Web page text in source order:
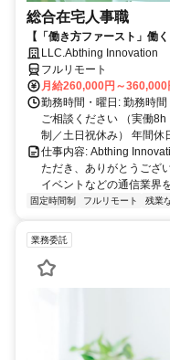
総合在宅人事職
【「働き方ファースト」働
制"の実現に向けて、6月よ
LLC.Abthing Innovation
フルリモート
月給260,000円～360,000
勤務時間・曜日: 勤務時
ご相談ください （実働
制／土日祝休み） 年間休
仕事内容: Abthing
ただき、ありがとうござ
イベントなどの通信業界
固定時間制 フルリモート 残業
業務委託